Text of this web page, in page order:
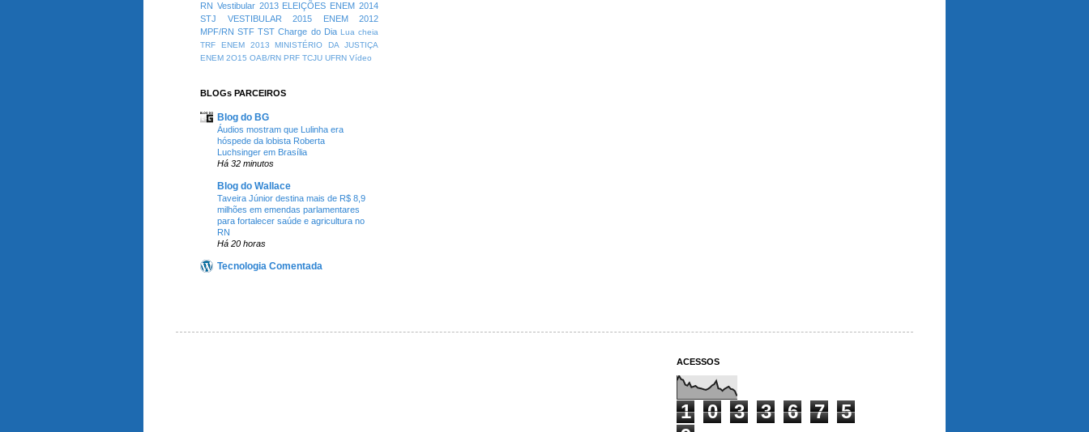
RN Vestibular 2013 ELEIÇÕES ENEM 2014
STJ
VESTIBULAR 2015
ENEM 2012
MPF/RN STF TST Charge do Dia Lua cheia
TRF
ENEM 2013
MINISTÉRIO DA JUSTIÇA
ENEM 2O15 OAB/RN PRF TCJU UFRN Vídeo
BLOGs PARCEIROS
Blog do BG
Áudios mostram que Lulinha era
hóspede da lobista Roberta
Luchsinger em Brasília
Há 32 minutos
Blog do Wallace
Taveira Júnior destina mais de R$ 8,9
milhões em emendas parlamentares
para fortalecer saúde e agricultura no
RN
Há 20 horas
Tecnologia Comentada
ACESSOS
1 0 3 3 6 7
5